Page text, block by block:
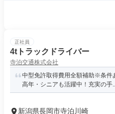
正社員
4tトラックドライバー
寺泊交通株式会社
中型免許取得費用全額補助※条
高年・シニアも活躍中！充実の手
新潟県長岡市寺泊川崎